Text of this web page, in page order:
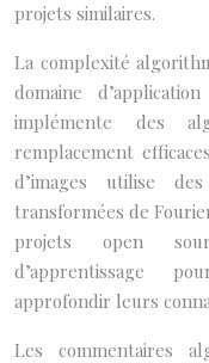
projets similaires.
La complexité
domaine
implémente des
remplacement
d’images utilise
transformées de
projets open
d’apprentissage
approfondir leurs
Les commentaires